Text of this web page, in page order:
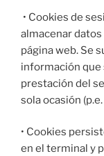
• Cookies de
almacenar
página web. Se
información que
prestación del
sola ocasión
​• Cookies
en el terminal y